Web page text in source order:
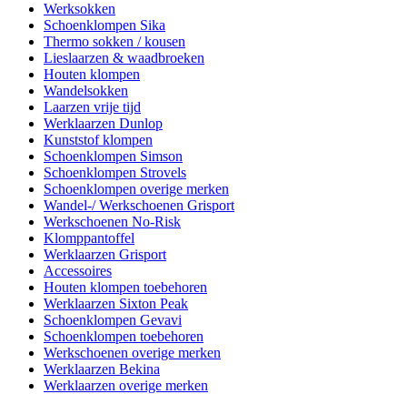
Werksokken
Schoenklompen Sika
Thermo sokken / kousen
Lieslaarzen & waadbroeken
Houten klompen
Wandelsokken
Laarzen vrije tijd
Werklaarzen Dunlop
Kunststof klompen
Schoenklompen Simson
Schoenklompen Strovels
Schoenklompen overige merken
Wandel-/ Werkschoenen Grisport
Werkschoenen No-Risk
Klomppantoffel
Werklaarzen Grisport
Accessoires
Houten klompen toebehoren
Werklaarzen Sixton Peak
Schoenklompen Gevavi
Schoenklompen toebehoren
Werkschoenen overige merken
Werklaarzen Bekina
Werklaarzen overige merken